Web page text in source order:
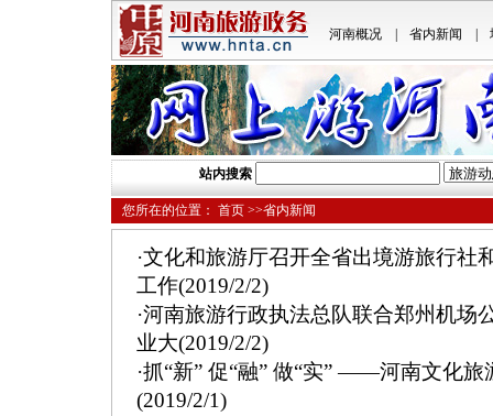
河南概况| 省内新闻
站内搜索
您所在的位置： 首页 >>省内新闻
·文化和旅游厅召开全省出境游旅行社
工作(2019/2/2)
·河南旅游行政执法总队联合郑州机场
业大(2019/2/2)
·抓“新” 促“融” 做“实” ——河南文化旅
(2019/2/1)